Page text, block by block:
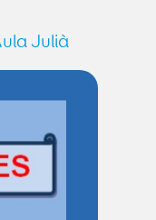
Julià